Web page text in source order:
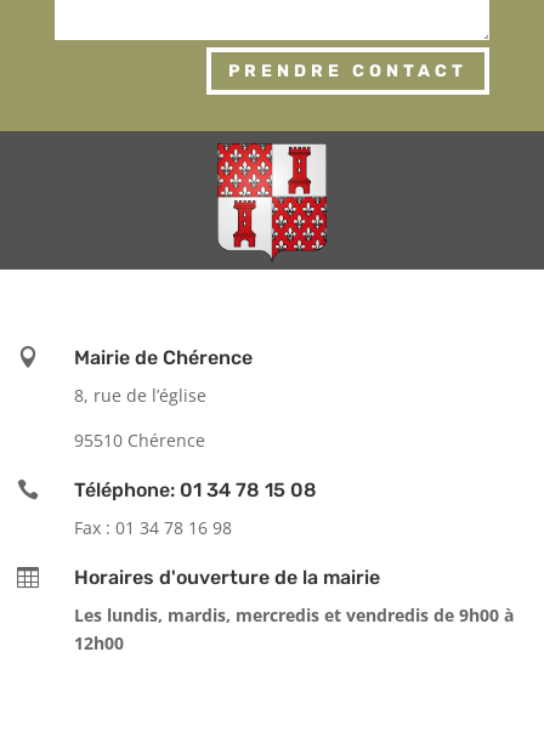
PRENDRE CONTACT

Mairie de Chérence
8, rue de l’église
95510 Chérence

Téléphone: 01 34 78 15 08
Fax : 01 34 78 16 98

Horaires d'ouverture de la mairie
Les lundis, mardis, mercredis et vendredis de 9h00 à
12h00